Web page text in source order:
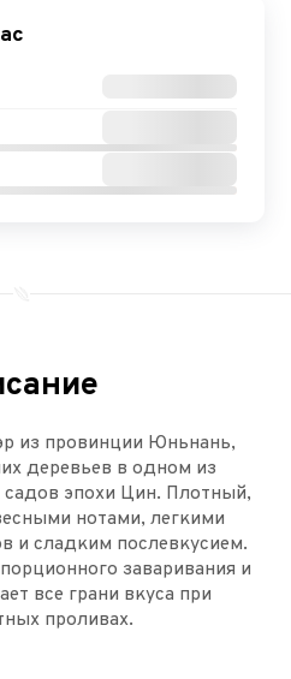
из провинции Юньнань,
деревьев в одном из
эпохи Цин. Плотный,
нотами, легкими
и сладким послевкусием.
заваривания и
все грани вкуса при
проливах.